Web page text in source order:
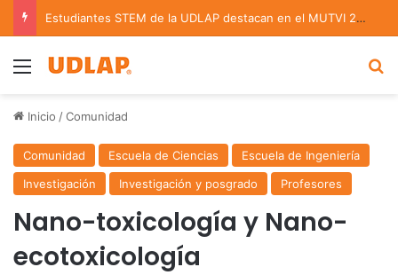
Estudiantes STEM de la UDLAP destacan en el MUTVI 2026
Menu
Inicio /Comunidad
Comunidad Escuela de Ciencias
Escuela de Ingeniería
Investigación
Investigación y posgrado Profesores
Nano-toxicología y Nano-
ecotoxicología